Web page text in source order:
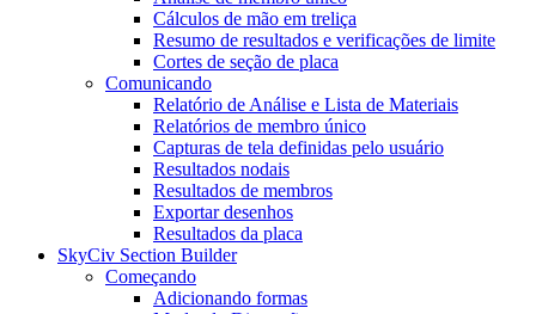
Cálculos de mão em treliça
Resumo de resultados e verificações de limite
Cortes de seção de placa
Comunicando
Relatório de Análise e Lista de Materiais
Relatórios de membro único
Capturas de tela definidas pelo usuário
Resultados nodais
Resultados de membros
Exportar desenhos
Resultados da placa
SkyCiv Section Builder
Começando
Adicionando formas